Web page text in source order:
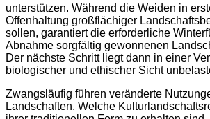
unterstützen. Während die Weiden in
Offenhaltung großflächiger
sollen, garantiert die erforderliche
Abnahme sorgfältig gewonnenen
Der nächste Schritt liegt dann in einer
biologischer und ethischer Sicht
Zwangsläufig führen veränderte
Landschaften. Welche